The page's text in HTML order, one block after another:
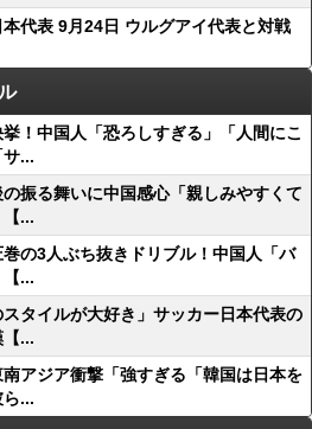
本代表 9月24日 ウルグアイ代表と対戦
！中国人「恐ろしすぎる」「人間にこ
...
振る舞いに中国感心「親しみやすくて
...
の3人ぶち抜きドリブル！中国人「バ
...
タイルが大好き」サッカー日本代表の
...
アジア衝撃「強すぎる「韓国は日本を
...